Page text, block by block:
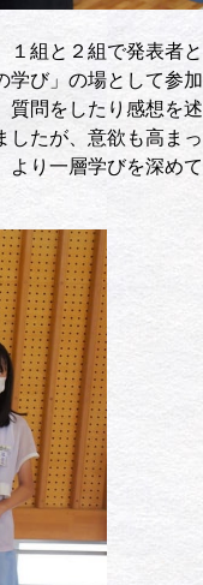
組と２組で発表者と
学び」の場として参加
質問をしたり感想を述
したが、意欲も高まっ
より一層学びを深めて